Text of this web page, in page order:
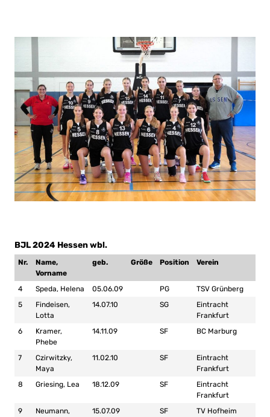
BJL 2024 Hessen wbl.
Nr.
Name,
Vorname
geb. Größe Position Verein
4 Speda, Helena 05.06.09 PG
TSV Grünberg
5
Findeisen,
Lotta
14.07.10 SG
Eintracht
Frankfurt
6
Kramer,
Phebe
14.11.09 SF BC Marburg
7
Czirwitzky,
Maya
11.02.10 SF
Eintracht
Frankfurt
8
Griesing, Lea 18.12.09 SF
Eintracht
Frankfurt
9
Neumann,
15.07.09 SF TV Hofheim